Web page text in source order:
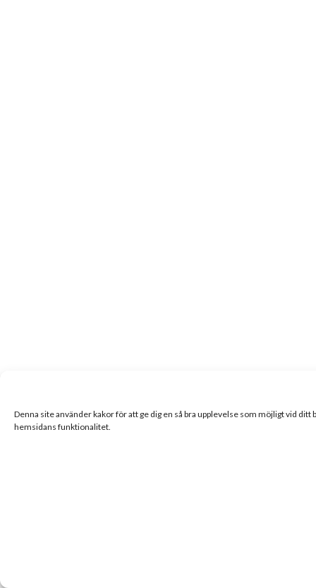
Denna site använder kakor för att ge dig en så bra upplevelse som möjligt vid
hemsidans funktionalitet.